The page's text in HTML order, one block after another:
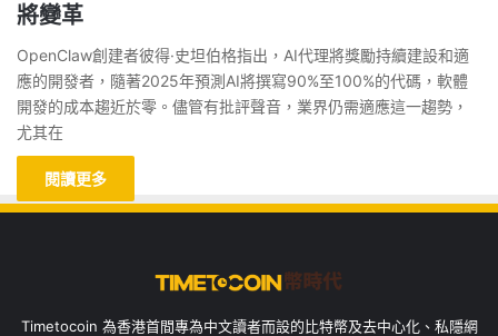
將變革
OpenClaw創建者彼得·史坦伯格指出，AI代理將獎勵持續建設和適
應的開發者，隨著2025年預測AI將撰寫90%至100%的代碼，軟體
開發的成本趨近於零。儘管有批評聲音，業界仍需適應這一趨勢，
尤其在
閱讀更多
Timetocoin 為香港首間專為中文讀者而設的比特幣及去中心化、私隱網